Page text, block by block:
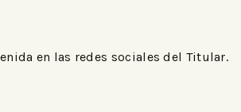
en las redes sociales del Titular.